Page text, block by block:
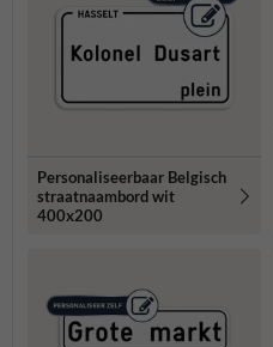
Personaliseerbaar Belgisch
straatnaambord wit
400x200